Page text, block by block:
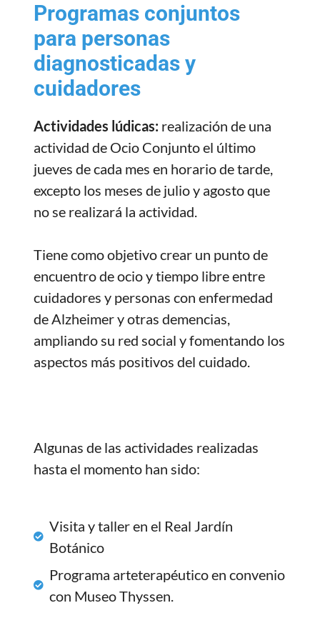
Programas conjuntos
para personas
diagnosticadas y
cuidadores
Actividades lúdicas: realización de una
actividad de Ocio Conjunto el último
jueves de cada mes en horario de tarde,
excepto los meses de julio y agosto que
no se realizará la actividad.
Tiene como objetivo crear un punto de
encuentro de ocio y tiempo libre entre
cuidadores y personas con enfermedad
de Alzheimer y otras demencias,
ampliando su red social y fomentando los
aspectos más positivos del cuidado.
Algunas de las actividades realizadas
hasta el momento han sido:
Visita y taller en el Real Jardín
Botánico
Programa arteterapéutico en convenio
con Museo Thyssen.